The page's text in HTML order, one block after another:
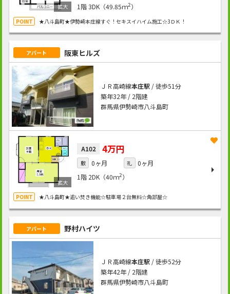
1階3DK（49.85ｍ2）
★八斗島町★伊勢崎本庄線すぐ！セキスイハイム施工☆3ＤＫ！
アパート 阪東ヒルズ
ＪＲ高崎線本庄駅/ 徒歩51分
築年32年 / 2階建
群馬県伊勢崎市八斗島町
A102 4万円
敷 0ヶ月 礼
0ヶ月
1階 2DK（40ｍ2）
★八斗島町★追い焚き機能☆駐車場２台無料☆角部屋☆
アパート 野村ハイツ
ＪＲ高崎線本庄駅/ 徒歩52分
築年42年 / 2階建
群馬県伊勢崎市八斗島町